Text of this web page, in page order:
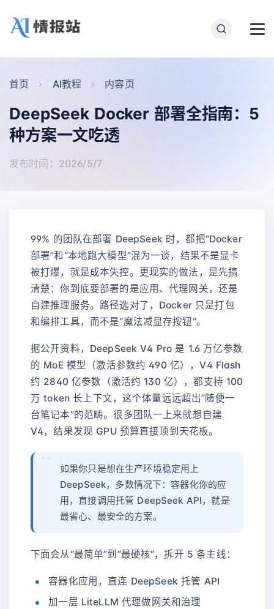
首页 AI教程 内容页
DeepSeek Docker 部署全指南：5
种方案一文吃透
发布时间：2026/5/7
99% 的团队在部署 DeepSeek 时，都把“Docker
部署”和“本地跑大模型”混为一谈，结果不是显卡
被打爆，就是成本失控。更现实的做法，是先搞
清楚：你到底要部署的是应用、代理网关，还是
自建推理服务。路径选对了，Docker 只是打包
和编排工具，而不是“魔法减显存按钮”。
据公开资料，DeepSeek V4 Pro 是 1.6 万亿参数
的 MoE 模型（激活参数约 490 亿），V4 Flash
约 2840 亿参数（激活约 130 亿），都支持 100
万 token 长上下文，这个体量远远超出“随便一
台笔记本”的范畴。很多团队一上来就想自建
V4，结果发现 GPU 预算直接顶到天花板。
如果你只是想在生产环境稳定用上
DeepSeek，多数情况下：容器化你的应
用，直接调用托管 DeepSeek API，就是
最省心、最安全的方案。
下面会从“最简单”到“最硬核”，拆开 5 条主线：
容器化应用，直连 DeepSeek 托管 API
加一层 LiteLLM 代理做网关和治理